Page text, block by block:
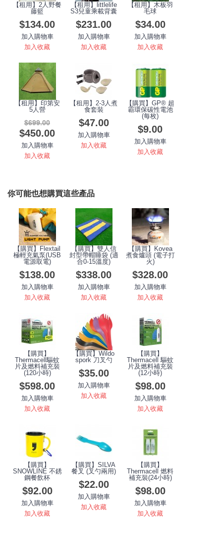
【租用】2人野餐
藤籃
$134.00
加入購物車
加入收藏
【租用】littlelife
S3兒童乘載背囊
$231.00
加入購物車
加入收藏
【租用】木板羽
毛球
$34.00
加入購物車
加入收藏
【租用】印第安
5人營
$699.00
$450.00
加入購物車
加入收藏
【租用】2-3人煮
食套裝
$47.00
加入購物車
加入收藏
【購買】GP® 超
霸環保碳性電池
(每枚)
$9.00
加入購物車
加入收藏
你可能也想購買這些產品
【購買】Flextail
極輕充氣泵(USB
電源取電)
$138.00
加入購物車
加入收藏
【購買】雙人信
封型帶帽睡袋 (適
合0-15溫度)
$338.00
加入購物車
加入收藏
【購買】Kovea
煮食爐頭 (電子打
火)
$328.00
加入購物車
加入收藏
【購買】
Thermacell驅蚊
片及燃料補充裝
(120小時)
$598.00
加入購物車
加入收藏
【購買】Wildo
spork 刀叉勺
$35.00
加入購物車
加入收藏
【購買】
Thermacell 驅蚊
片及燃料補充裝
(12小時)
$98.00
加入購物車
加入收藏
【購買】
SNOWLINE 不銹
鋼餐飲杯
$92.00
加入購物車
加入收藏
【購買】SILVA
餐叉 (叉勺兩用)
$22.00
加入購物車
加入收藏
【購買】
Thermacell 燃料
補充裝(24小時)
$98.00
加入購物車
加入收藏